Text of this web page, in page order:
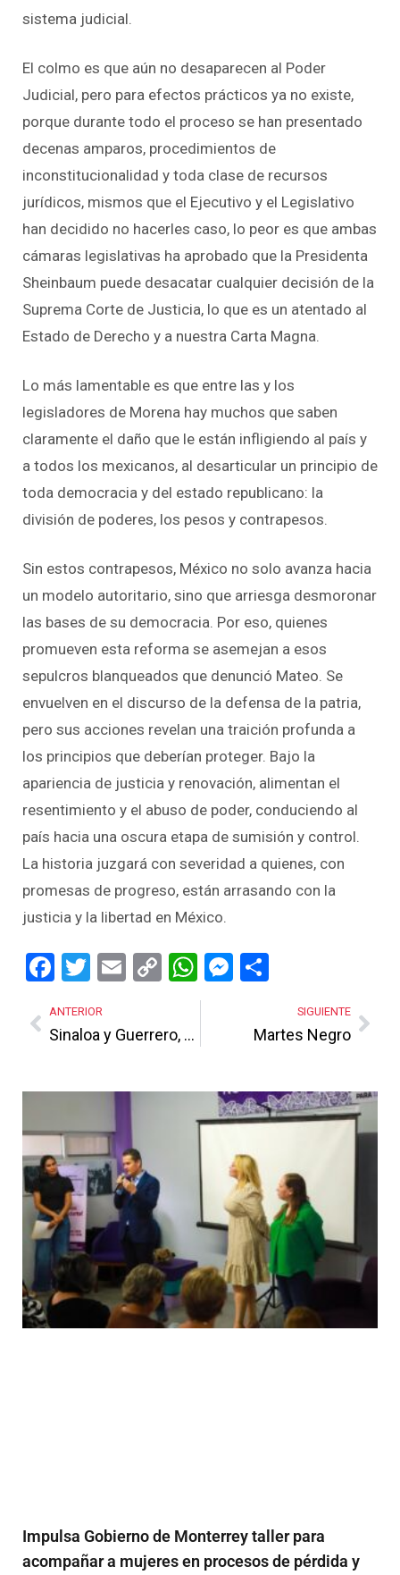
sistema judicial.
El colmo es que aún no desaparecen al Poder
Judicial, pero para efectos prácticos ya no existe,
porque durante todo el proceso se han presentado
decenas amparos, procedimientos de
inconstitucionalidad y toda clase de recursos
jurídicos, mismos que el Ejecutivo y el Legislativo
han decidido no hacerles caso, lo peor es que ambas
cámaras legislativas ha aprobado que la Presidenta
Sheinbaum puede desacatar cualquier decisión de la
Suprema Corte de Justicia, lo que es un atentado al
Estado de Derecho y a nuestra Carta Magna.
Lo más lamentable es que entre las y los
legisladores de Morena hay muchos que saben
claramente el daño que le están infligiendo al país y
a todos los mexicanos, al desarticular un principio de
toda democracia y del estado republicano: la
división de poderes, los pesos y contrapesos.
Sin estos contrapesos, México no solo avanza hacia
un modelo autoritario, sino que arriesga desmoronar
las bases de su democracia. Por eso, quienes
promueven esta reforma se asemejan a esos
sepulcros blanqueados que denunció Mateo. Se
envuelven en el discurso de la defensa de la patria,
pero sus acciones revelan una traición profunda a
los principios que deberían proteger. Bajo la
apariencia de justicia y renovación, alimentan el
resentimiento y el abuso de poder, conduciendo al
país hacia una oscura etapa de sumisión y control.
La historia juzgará con severidad a quienes, con
promesas de progreso, están arrasando con la
justicia y la libertad en México.
Facebook
Twitter
EmailCopy
Link
WhatsApp
Messenger
ANTERIOR
Sinaloa y Guerrero, dos estados fallidos
SIGUIENTE
Martes Negro
Impulsa Gobierno de Monterrey taller para
acompañar a mujeres en procesos de pérdida y